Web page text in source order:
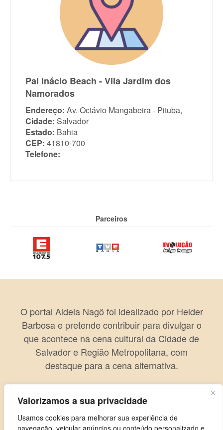
Valorizamos a sua privacidade
Usamos cookies para melhorar sua experiência de
navegação, veicular anúncios ou conteúdo personalizado e
Pai Inácio Beach - Vila Jardim dos
Namorados
Endereço: Av. Octávio Mangabeira - Pituba,
Cidade: Salvador
Estado: Bahia
CEP: 41810-700
Telefone:
Parceiros
O portal Aldeia Nagô foi idealizado por Helder
Barbosa e pretende contribuir para divulgar o
que acontece na cena cultural da Cidade de
Salvador e Região Metropolitana, com
destaque para a cena alternativa.